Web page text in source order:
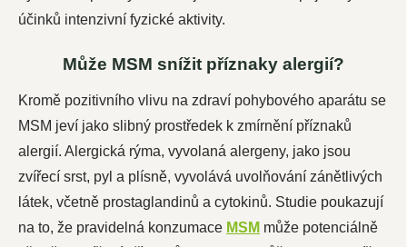
účinků intenzivní fyzické aktivity.
Může MSM snížit příznaky alergií?
Kromě pozitivního vlivu na zdraví pohybového aparátu se
MSM jeví jako slibný prostředek k zmírnění příznaků
alergií. Alergická rýma, vyvolaná alergeny, jako jsou
zvířecí srst, pyl a plísně, vyvolává uvolňování zánětlivých
látek, včetně prostaglandinů a cytokinů. Studie poukazují
na to, že pravidelná konzumace MSM může potenciálně